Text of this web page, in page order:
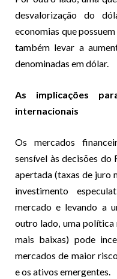
desvalorização do
economias que
também levar a
denominadas em dólar.
As implicações
internacionais
Os mercados
sensível às decisões do
apertada (taxas de juro
investimento
mercado e levando a
outro lado, uma política
mais baixas) pode
mercados de maior
e os ativos emergentes.